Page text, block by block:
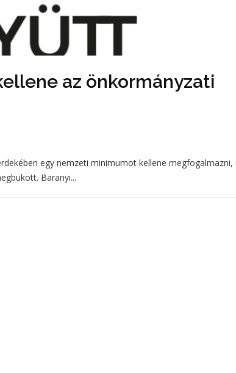
az önkormányzati
egy nemzeti minimumot kellene megfogalmazni,
Baranyi...